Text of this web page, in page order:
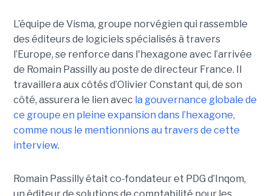
L’équipe de Visma, groupe norvégien qui rassemble
des éditeurs de logiciels spécialisés à travers
l’Europe, se renforce dans l'hexagone avec l’arrivée
de Romain Passilly au poste de directeur France. Il
travaillera aux côtés d’Olivier Constant qui, de son
côté, assurera le lien avec la gouvernance globale de
ce groupe en pleine expansion dans l’hexagone,
comme nous le mentionnions au travers de cette
interview.
Romain Passilly était co-fondateur et PDG d’Inqom,